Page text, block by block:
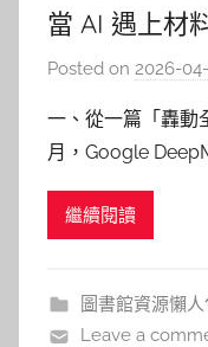
當 AI 遇上材
「看起來很厲
Posted on 2026-
一、從一篇「轟動
月，Google
篇引發廣泛討論的
該論文描述了一
繼續閱讀
圖書館資源懶人
Leave a